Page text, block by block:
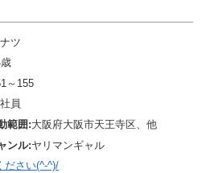
ツ
～155
員
範囲:大阪府大阪市天王寺区、他
ンル:ヤリマンギャル
ださい(^-^)/